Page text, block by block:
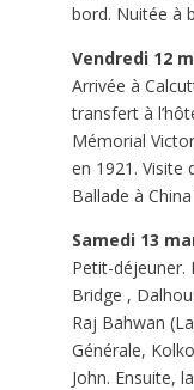
bord. Nuitée à
Vendredi 12
Arrivée à
transfert à
Mémorial
en 1921. Visite
Ballade à
Samedi 13
Petit-déjeuner.
Bridge ,
Raj Bahwan
Générale,
John. Ensuite,